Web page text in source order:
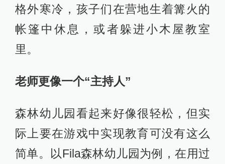
格外寒冷，孩子们在营地生着篝火的
帐篷中休息，或者躲进小木屋教室
里。
老师更像一个“主持人”
森林幼儿园看起来好像很轻松，但实
际上要在游戏中实现教育可没有这么
简单。以Fila森林幼儿园为例，在用过